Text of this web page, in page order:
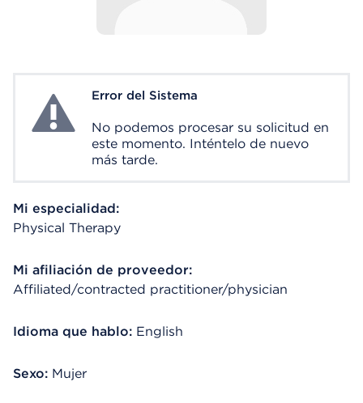
System ErrorError del Sistema
No podemos procesar su solicitud en
este momento. Inténtelo de nuevo
más tarde.
Mi especialidad:
Physical Therapy
Mi afiliación de proveedor:
Affiliated/contracted practitioner/physician
Idioma que hablo: English
Sexo: Mujer